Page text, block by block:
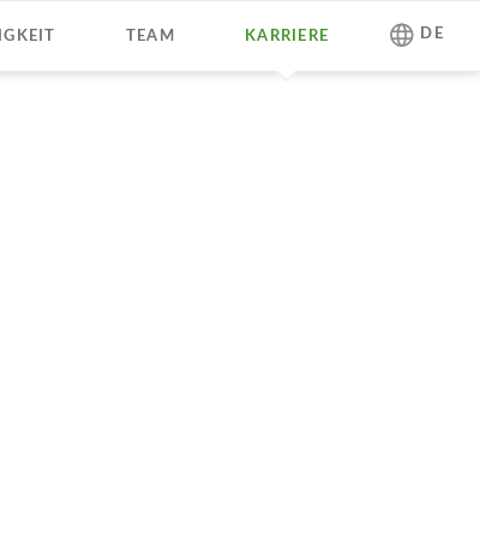
DE
überspringen
TEAM KARRIERE